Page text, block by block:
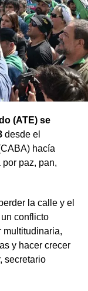
(ATE) se
desde el
hacía
paz, pan,
la calle y el
conflicto
multitudinaria,
y hacer crecer
secretario